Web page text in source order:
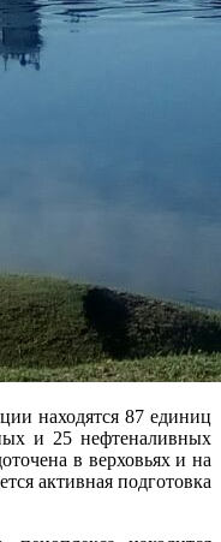
находятся 87 единиц
и 25 нефтеналивных
в верховьях и на
активная подготовка